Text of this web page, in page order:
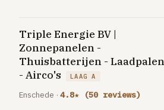
Triple Energie BV |
Zonnepanelen -
Thuisbatterijen - Laadpalen
- Airco's
LAAG A
Enschede · 4.8★ (50 reviews)